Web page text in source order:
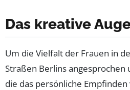
Das kreative
Um die Vielfalt der Frauen in
Straßen Berlins
die das persönliche